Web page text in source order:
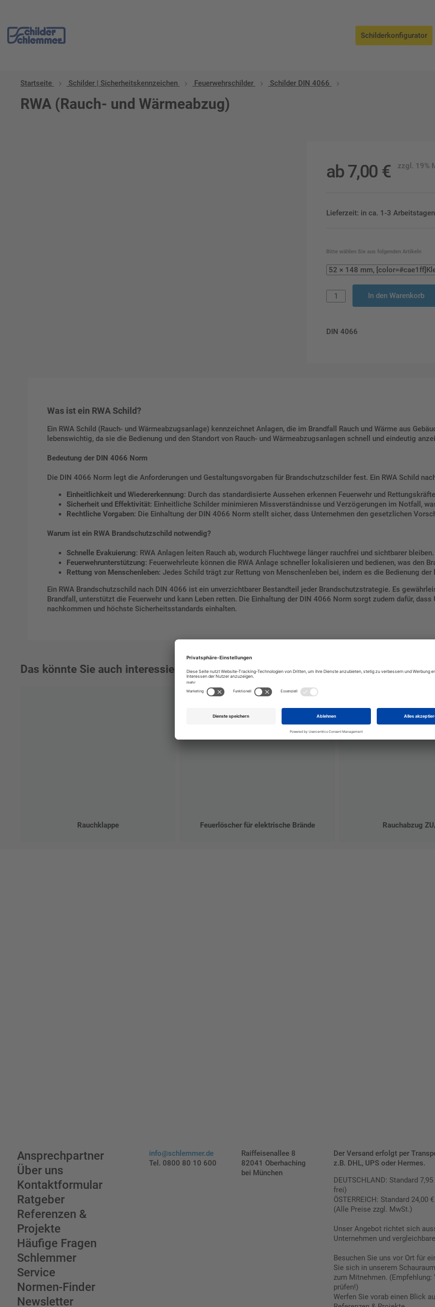
Schilderkonfigurator
Startseite Schilder | Sicherheitskennzeichen Feuerwehrschilder Schilder DIN 4066
RWA (Rauch- und Wärmeabzug)
ab7,00 € zzgl. 19%
Lieferzeit: in ca. 1-3
Bitte wählen Sie aus folgenden Artikeln
In den Warenkorb
DIN 4066
Was ist ein RWA Schild?
Ein RWA Schild (Rauch- und Wärmeabzugsanlage) kennzeichnet Anlagen, die im Brandfall Rauch und Wärme aus
lebenswichtig, da sie die Bedienung und den Standort von Rauch- und Wärmeabzugsanlagen schnell und eindeutig
Bedeutung der DIN 4066 Norm
Die DIN 4066 Norm legt die Anforderungen und Gestaltungsvorgaben für Brandschutzschilder fest. Ein RWA Schild
Einheitlichkeit und Wiedererkennung: Durch das standardisierte Aussehen erkennen Feuerwehr und
Sicherheit und Effektivität: Einheitliche Schilder minimieren Missverständnisse und Verzögerungen im Notfall,
Rechtliche Vorgaben: Die Einhaltung der DIN 4066 Norm stellt sicher, dass Unternehmen den gesetzlichen
Warum ist ein RWA Brandschutzschild notwendig?
Schnelle Evakuierung: RWA Anlagen leiten Rauch ab, wodurch Fluchtwege länger rauchfrei und sichtbarer
Feuerwehrunterstützung: Feuerwehrleute können die RWA Anlage schneller lokalisieren und bedienen, was den
Rettung von Menschenleben: Jedes Schild trägt zur Rettung von Menschenleben bei, indem es die Bedienung
Ein RWA Brandschutzschild nach DIN 4066 ist ein unverzichtbarer Bestandteil jeder Brandschutzstrategie. Es
Brandfall, unterstützt die Feuerwehr und kann Leben retten. Die Einhaltung der DIN 4066 Norm sorgt zudem dafür,
nachkommen und höchste Sicherheitsstandards einhalten.
Das könnte Sie auch interessieren:
Rauchklappe Feuerlöscher für elektrische Brände Rauchabzug
Ansprechpartner
Über uns
Kontaktformular
Ratgeber
Referenzen &
Projekte
Häufige Fragen
Schlemmer
Service
Normen-Finder
Newsletter
info@schlemmer.de
Tel. 0800 80 10 600
Raiffeisenallee 8
82041 Oberhaching
bei München
Der Versand erfolgt per
z.B. DHL, UPS oder Hermes.
DEUTSCHLAND: Standard
frei)
ÖSTERREICH: Standard 24,00
(Alle Preise zzgl. MwSt.)
Unser Angebot richtet sich
Unternehmen und
Besuchen Sie uns vor Ort für
Sie sich in unserem
zum Mitnehmen.
prüfen!)
Werfen Sie vorab einen Blick